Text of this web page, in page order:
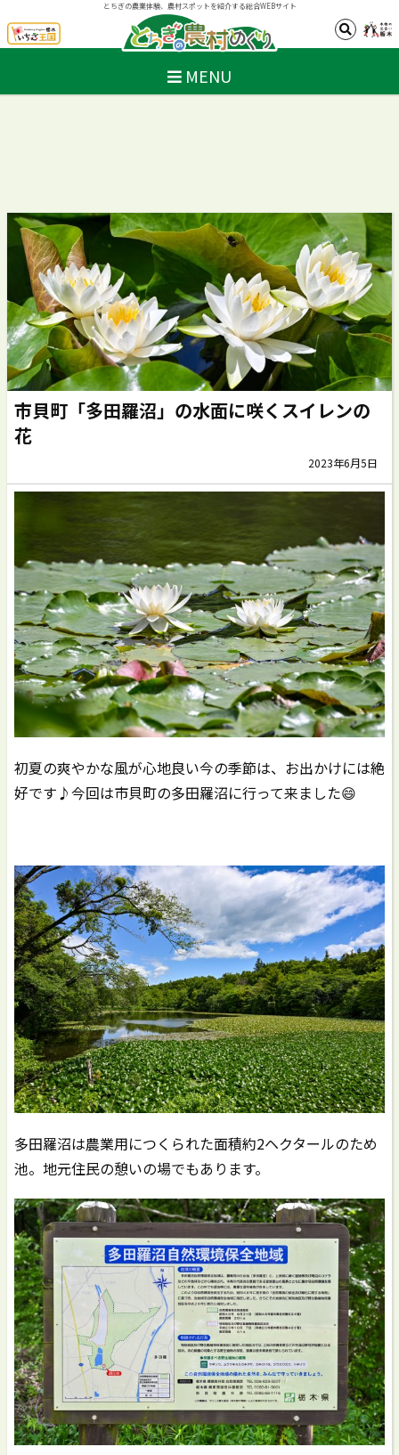
とちぎの農業体験、農村スポットを紹介する総合WEBサイト
MENU
市貝町「多田羅沼」の水面に咲くスイレンの
花
2023年6月5日
初夏の爽やかな風が心地良い今の季節は、お出かけには絶
好です♪今回は市貝町の多田羅沼に行って来ました😄
多田羅沼は農業用につくられた面積約2ヘクタールのため
池。地元住民の憩いの場でもあります。